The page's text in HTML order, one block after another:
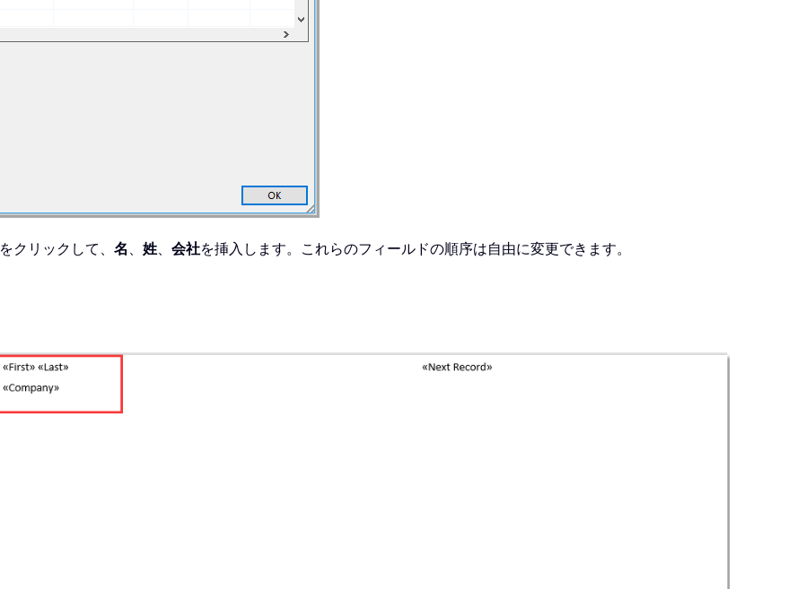
をクリックして、 名 、 姓、 会社を挿入します。これらのフィールドの順序は自由に変更できます。